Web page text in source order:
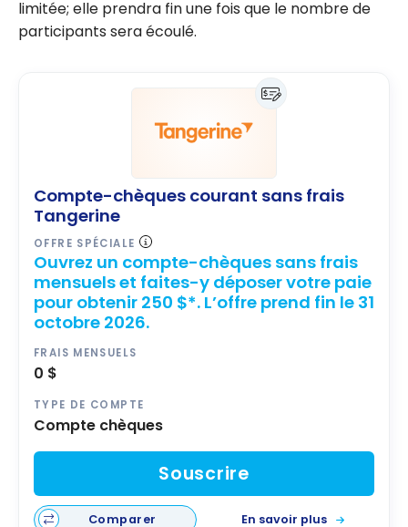
limitée; elle prendra fin une fois que le nombre de
participants sera écoulé.
Compte-chèques courant sans frais
Tangerine
OFFRE SPÉCIALE
Ouvrez un compte-chèques sans frais
mensuels et faites-y déposer votre paie
pour obtenir 250 $*. L’offre prend fin le 31
octobre 2026.
FRAIS MENSUELS
0 $
TYPE DE COMPTE
Compte chèques
Souscrire
Comparer En savoir plus